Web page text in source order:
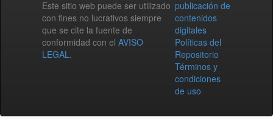
Este sitio web puede ser utilizado
con fines no lucrativos siempre
que se cite la fuente de
conformidad con el AVISO
LEGAL.
publicación de
contenidos
digitales
Políticas del
Repositorio
Términos y
condiciones
de uso